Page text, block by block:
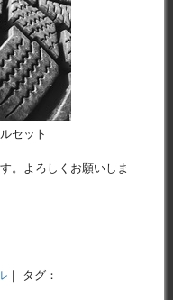
セット
。よろしくお願いしま
｜ タグ：